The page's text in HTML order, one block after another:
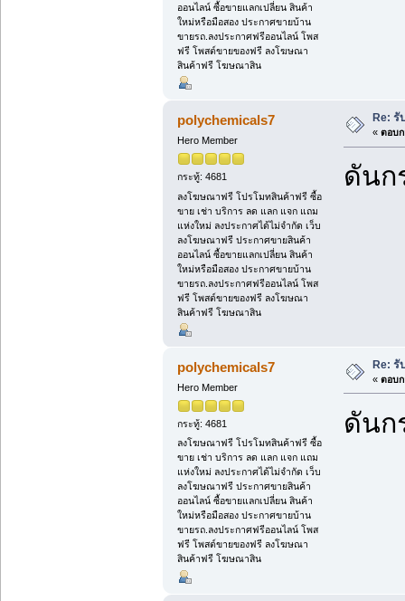
ออนไลน์ ซื้อขายแลกเปลี่ยน สินค้า
ใหม่หรือมือสอง ประกาศขายบ้าน
ขายรถ.ลงประกาศฟรีออนไลน์ โพส
ฟรี โพสต์ขายของฟรี ลงโฆษณา
สินค้าฟรี โฆษณาสิน
polychemicals7
Hero Member
กระทู้: 4681
ลงโฆษณาฟรี โปรโมทสินค้าฟรี ซื้อ
ขาย เช่า บริการ ลด แลก แจก แถม
แห่งใหม่ ลงประกาศได้ไม่จำกัด เว็บ
ลงโฆษณาฟรี ประกาศขายสินค้า
ออนไลน์ ซื้อขายแลกเปลี่ยน สินค้า
ใหม่หรือมือสอง ประกาศขายบ้าน
ขายรถ.ลงประกาศฟรีออนไลน์ โพส
ฟรี โพสต์ขายของฟรี ลงโฆษณา
สินค้าฟรี โฆษณาสิน
Re: รั
« ตอบก
ดันก
polychemicals7
Hero Member
กระทู้: 4681
ลงโฆษณาฟรี โปรโมทสินค้าฟรี ซื้อ
ขาย เช่า บริการ ลด แลก แจก แถม
แห่งใหม่ ลงประกาศได้ไม่จำกัด เว็บ
ลงโฆษณาฟรี ประกาศขายสินค้า
ออนไลน์ ซื้อขายแลกเปลี่ยน สินค้า
ใหม่หรือมือสอง ประกาศขายบ้าน
ขายรถ.ลงประกาศฟรีออนไลน์ โพส
ฟรี โพสต์ขายของฟรี ลงโฆษณา
สินค้าฟรี โฆษณาสิน
Re: รั
« ตอบก
ดันก